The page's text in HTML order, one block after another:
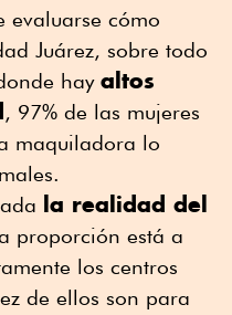
evaluarse cómo
Juárez, sobre todo
hay altos
, 97% de las mujeres
maquiladora lo
la realidad del
proporción está a
los centros
de ellos son para